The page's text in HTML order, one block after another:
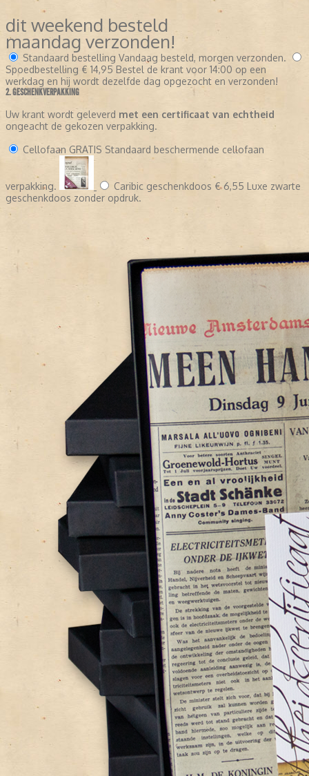
dit weekend besteld
maandag verzonden!
Standaard bestelling Vandaag besteld, morgen verzonden.
Spoedbestelling € 14,95 Bestel de krant voor 14:00 op een
werkdag en hij wordt dezelfde dag opgezocht en verzonden!
2. GESCHENKVERPAKKING
Uw krant wordt geleverd met een certificaat van echtheid
ongeacht de gekozen verpakking.
Cellofaan GRATIS Standaard beschermende cellofaan
verpakking. Caribic geschenkdoos € 6,55 Luxe zwarte
geschenkdoos zonder opdruk.